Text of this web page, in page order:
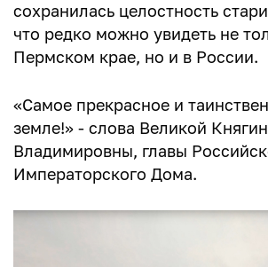
сохранилась целостность
что редко можно увидеть не
Пермском крае, но и в России.
«Самое прекрасное и
земле!» - слова Великой
Владимировны, главы
Императорского Дома.